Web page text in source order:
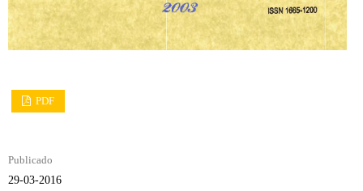
PDF
Publicado
29-03-2016